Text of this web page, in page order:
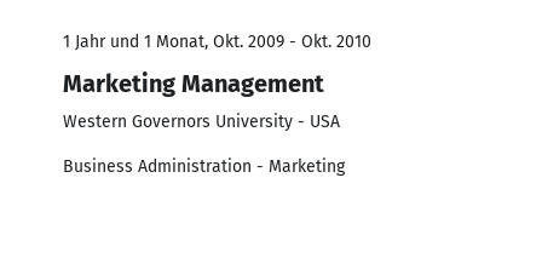
1 Jahr und 1 Monat, Okt. 2009 - Okt. 2010
Marketing Management
Western Governors University - USA
Business Administration - Marketing